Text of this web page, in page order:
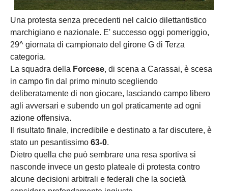
Una protesta senza precedenti nel calcio dilettantistico
marchigiano e nazionale. E' successo oggi pomeriggio,
29^ giornata di campionato del girone G di Terza
categoria.
La squadra della Forcese, di scena a Carassai, è scesa
in campo fin dal primo minuto scegliendo
deliberatamente di non giocare, lasciando campo libero
agli avversari e subendo un gol praticamente ad ogni
azione offensiva.
Il risultato finale, incredibile e destinato a far discutere, è
stato un pesantissimo 63-0.
Dietro quella che può sembrare una resa sportiva si
nasconde invece un gesto plateale di protesta contro
alcune decisioni arbitrali e federali che la società